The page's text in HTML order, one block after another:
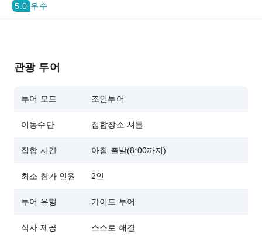
5.0 우수
관광 투어
투어 모드 조인투어
이동수단 집합장소 셔틀
집합 시간 아침 출발(8:00까지)
최소 참가 인원 2인
투어 유형 가이드 투어
식사 제공 스스로 해결